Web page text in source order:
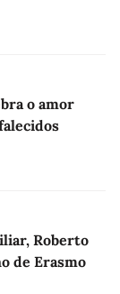
o amor
Roberto
de Erasmo